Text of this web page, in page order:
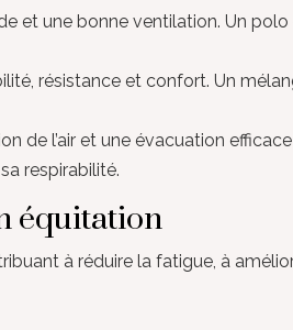
et une bonne ventilation. Un
résistance et confort. Un
de l’air et une évacuation
respirabilité.
équitation
à réduire la fatigue, à